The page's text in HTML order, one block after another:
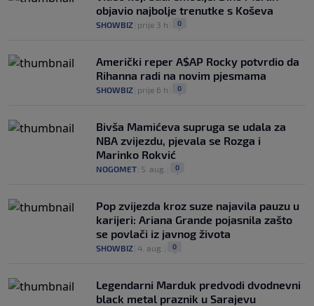
objavio najbolje trenutke s Koševa
SHOWBIZ prije 3 h 0
Američki reper A$AP Rocky potvrdio da
Rihanna radi na novim pjesmama
SHOWBIZ prije 6 h 0
Bivša Mamićeva supruga se udala za
NBA zvijezdu, pjevala se Rozga i
Marinko Rokvić
NOGOMET 5. aug. 0
Pop zvijezda kroz suze najavila pauzu u
karijeri: Ariana Grande pojasnila zašto
se povlači iz javnog života
SHOWBIZ 4. aug. 0
Legendarni Marduk predvodi dvodnevni
black metal praznik u Sarajevu